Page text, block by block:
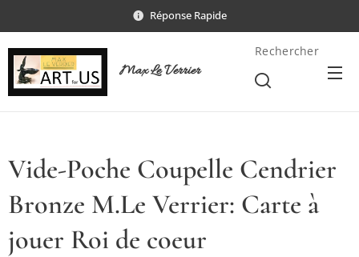
Réponse Rapide
Max Le Verrier
Rechercher
Vide-Poche Coupelle Cendrier
Bronze M.Le Verrier: Carte à
jouer Roi de coeur